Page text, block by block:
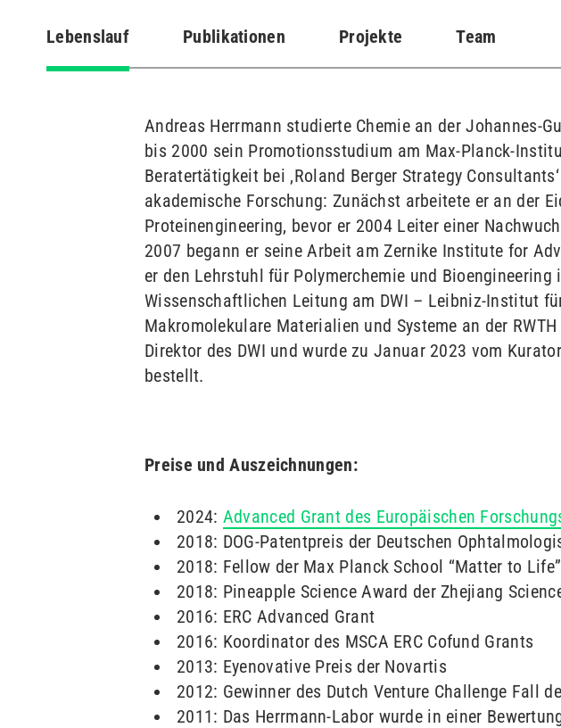
Lebenslauf
(aktiver
Publikationen Projekte Team
Andreas Herrmann studierte Chemie an der Johannes-
bis 2000 sein Promotionsstudium am Max-Planck-
Beratertätigkeit bei ‚Roland Berger Strategy
akademische Forschung: Zunächst arbeitete er an der
Proteinengineering, bevor er 2004 Leiter einer
2007 begann er seine Arbeit am Zernike Institute for
er den Lehrstuhl für Polymerchemie und
Wissenschaftlichen Leitung am DWI – Leibniz-Institut
Makromolekulare Materialien und Systeme an der
Direktor des DWI und wurde zu Januar 2023 vom
bestellt.
Preise und Auszeichnungen:
2024: Advanced Grant des Europäischen
2018: DOG-Patentpreis der Deutschen
2018: Fellow der Max Planck School “Matter to Life”
2018: Pineapple Science Award der Zhejiang
2016: ERC Advanced Grant
2016: Koordinator des MSCA ERC Cofund Grants
2013: Eyenovative Preis der Novartis
2012: Gewinner des Dutch Venture Challenge Fall
2011: Das Herrmann-Labor wurde in einer